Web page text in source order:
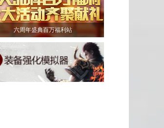
六周年盛典百万福利站